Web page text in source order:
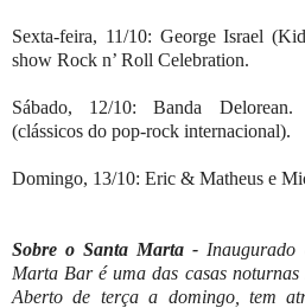
Sexta-feira, 11/10: George Israel
show Rock n’ Roll Celebration.
Sábado, 12/10: Banda
(clássicos do pop-rock internacional).
Domingo, 13/10: Eric & Matheus e
Sobre o Santa Marta -
Marta Bar é uma das casas
Aberto de terça a domingo, tem